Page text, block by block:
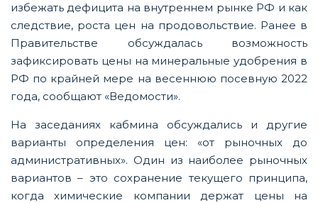
избежать дефицита на внутреннем рынке РФ и как
следствие, роста цен на продовольствие. Ранее в
Правительстве обсуждалась возможность
зафиксировать цены на минеральные удобрения в
РФ по крайней мере на весеннюю посевную 2022
года, сообщают «Ведомости».
На заседаниях кабмина обсуждались и другие
варианты определения цен: «от рыночных до
административных». Один из наиболее рыночных
вариантов – это сохранение текущего принципа,
когда химические компании держат цены на